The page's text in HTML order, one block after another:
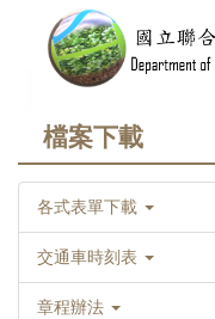
區
檔案下載
各式表單下載
交通車時刻表
章程辦法